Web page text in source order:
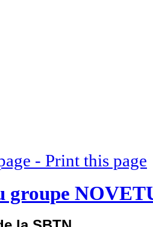
- Print this page
groupe